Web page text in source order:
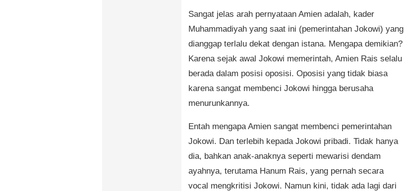
Sangat jelas arah pernyataan Amien adalah, kader
Muhammadiyah yang saat ini (pemerintahan Jokowi) yang
dianggap terlalu dekat dengan istana. Mengapa demikian?
Karena sejak awal Jokowi memerintah, Amien Rais selalu
berada dalam posisi oposisi. Oposisi yang tidak biasa
karena sangat membenci Jokowi hingga berusaha
menurunkannya.
Entah mengapa Amien sangat membenci pemerintahan
Jokowi. Dan terlebih kepada Jokowi pribadi. Tidak hanya
dia, bahkan anak-anaknya seperti mewarisi dendam
ayahnya, terutama Hanum Rais, yang pernah secara
vocal mengkritisi Jokowi. Namun kini, tidak ada lagi dari